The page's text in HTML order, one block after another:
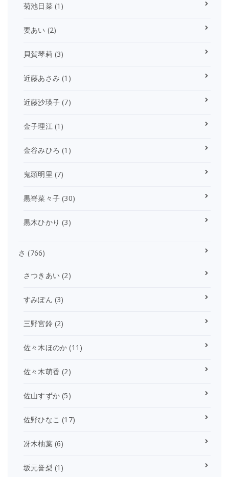
菊池日菜(1)
要あい (2)
貝賀琴莉 (3)
近藤あさみ (1)
近藤沙瑛子 (7)
金子理江(1)
金谷みひろ (1)
鬼頭明里 (7)
黒嵜菜々子 (30)
黒木ひかり (3)
さ (766)
さつきあい (2)
すみぽん (3)
三野宮鈴(2)
佐々木ほのか (11)
佐々木萌香 (2)
佐山すずか (5)
佐野ひなこ (17)
冴木柚葉(6)
坂元誉梨 (1)